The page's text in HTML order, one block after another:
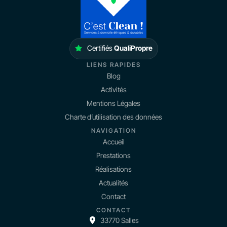
CertifiésQualiPropre
LIENS RAPIDES
Blog
Activités
Mentions Légales
Charte d’utilisation des données
NAVIGATION
Accueil
Prestations
Réalisations
Actualités
Contact
CONTACT
33770 Salles